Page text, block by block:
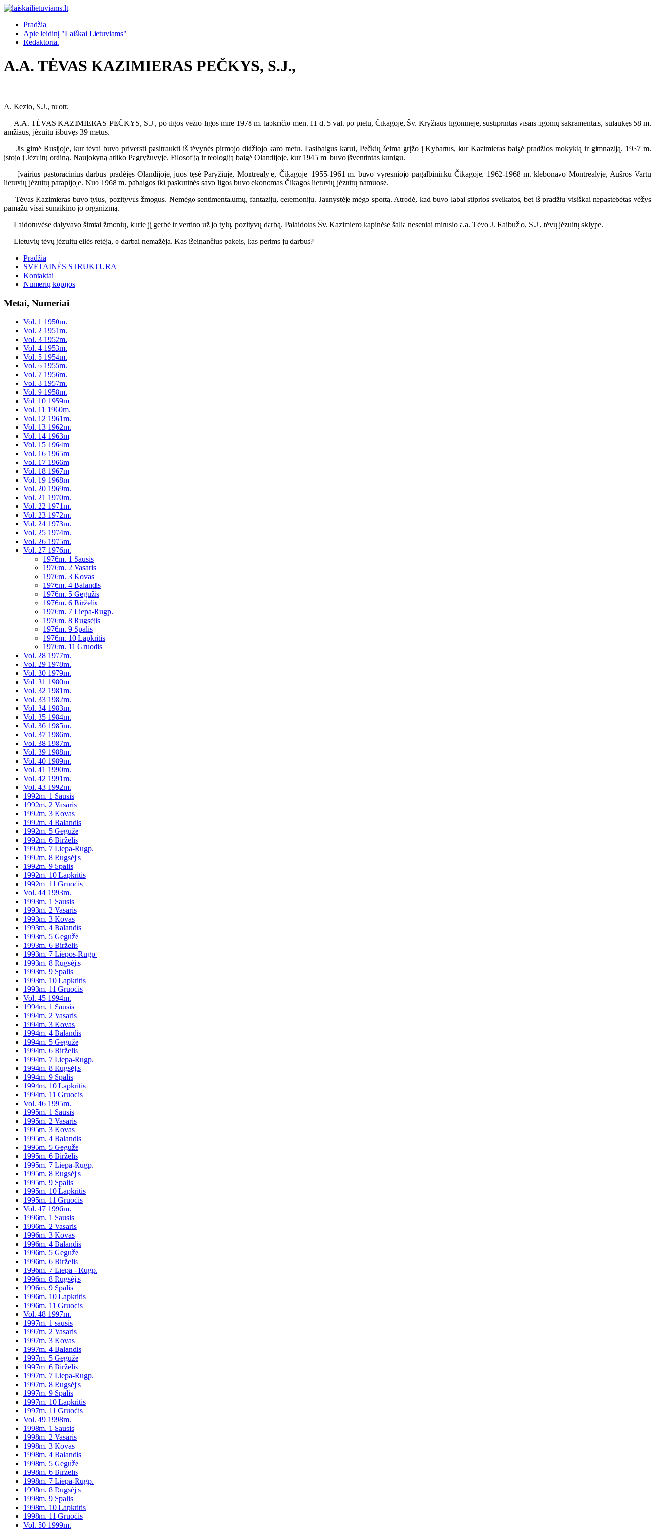
Pradžia
Apie leidinį "Laiškai Lietuviams"
Redaktoriai
A.A. TĖVAS KAZIMIERAS PEČKYS, S.J.,
A. Kezio, S.J., nuotr.
A.A. TĖVAS KAZIMIERAS PEČKYS, S.J., po ilgos vėžio ligos mirė 1978 m. lapkričio mėn. 11 d. 5 val. po pietų, Čikagoje, Šv. Kryžiaus ligoninėje, sustiprintas visais ligonių sakramentais, sulaukęs 58 m.
amžiaus, jėzuitu išbuvęs 39 metus.
Jis gimė Rusijoje, kur tėvai buvo priversti pasitraukti iš tėvynės pirmojo didžiojo karo metu. Pasibaigus karui, Pečkių šeima grįžo į Kybartus, kur Kazimieras baigė pradžios mokyklą ir gimnaziją. 1937 m.
įstojo į Jėzuitų ordiną. Naujokyną atliko Pagryžuvyje. Filosofiją ir teologiją baigė Olandijoje, kur 1945 m. buvo įšventintas kunigu.
Įvairius pastoracinius darbus pradėjęs Olandijoje, juos tęsė Paryžiuje, Montrealyje, Čikagoje. 1955-1961 m. buvo vyresniojo pagalbininku Čikagoje. 1962-1968 m. klebonavo Montrealyje, Aušros Vartų
lietuvių jėzuitų parapijoje. Nuo 1968 m. pabaigos iki paskutinės savo ligos buvo ekonomas Čikagos lietuvių jėzuitų namuose.
Tėvas Kazimieras buvo tylus, pozityvus žmogus. Nemėgo sentimentalumų, fantazijų, ceremonijų. Jaunystėje mėgo sportą. Atrodė, kad buvo labai stiprios sveikatos, bet iš pradžių visiškai nepastebėtas vėžys
pamažu visai sunaikino jo organizmą.
Laidotuvėse dalyvavo šimtai žmonių, kurie jį gerbė ir vertino už jo tylų, pozityvų darbą. Palaidotas Šv. Kazimiero kapinėse šalia neseniai mirusio a.a. Tėvo J. Raibužio, S.J., tėvų jėzuitų sklype.
Lietuvių tėvų jėzuitų eilės retėja, o darbai nemažėja. Kas išeinančius pakeis, kas perims jų darbus?
Pradžia
SVETAINĖS STRUKTŪRA
Kontaktai
Numerių kopijos
Metai, Numeriai
Vol. 1 1950m.
Vol. 2 1951m.
Vol. 3 1952m.
Vol. 4 1953m.
Vol. 5 1954m.
Vol. 6 1955m.
Vol. 7 1956m.
Vol. 8 1957m.
Vol. 9 1958m.
Vol. 10 1959m.
Vol. 11 1960m.
Vol. 12 1961m.
Vol. 13 1962m.
Vol. 14 1963m
Vol. 15 1964m
Vol. 16 1965m
Vol. 17 1966m
Vol. 18 1967m
Vol. 19 1968m
Vol. 20 1969m.
Vol. 21 1970m.
Vol. 22 1971m.
Vol. 23 1972m.
Vol. 24 1973m.
Vol. 25 1974m.
Vol. 26 1975m.
Vol. 27 1976m.
1976m. 1 Sausis
1976m. 2 Vasaris
1976m. 3 Kovas
1976m. 4 Balandis
1976m. 5 Gegužis
1976m. 6 Birželis
1976m. 7 Liepa-Rugp.
1976m. 8 Rugsėjis
1976m. 9 Spalis
1976m. 10 Lapkritis
1976m. 11 Gruodis
Vol. 28 1977m.
Vol. 29 1978m.
Vol. 30 1979m.
Vol. 31 1980m.
Vol. 32 1981m.
Vol. 33 1982m.
Vol. 34 1983m.
Vol. 35 1984m.
Vol. 36 1985m.
Vol. 37 1986m.
Vol. 38 1987m.
Vol. 39 1988m.
Vol. 40 1989m.
Vol. 41 1990m.
Vol. 42 1991m.
Vol. 43 1992m.
1992m. 1 Sausis
1992m. 2 Vasaris
1992m. 3 Kovas
1992m. 4 Balandis
1992m. 5 Gegužė
1992m. 6 Birželis
1992m. 7 Liepa-Rugp.
1992m. 8 Rugsėjis
1992m. 9 Spalis
1992m. 10 Lapkritis
1992m. 11 Gruodis
Vol. 44 1993m.
1993m. 1 Sausis
1993m. 2 Vasaris
1993m. 3 Kovas
1993m. 4 Balandis
1993m. 5 Gegužė
1993m. 6 Birželis
1993m. 7 Liepos-Rugp.
1993m. 8 Rugsėjis
1993m. 9 Spalis
1993m. 10 Lapkritis
1993m. 11 Gruodis
Vol. 45 1994m.
1994m. 1 Sausis
1994m. 2 Vasaris
1994m. 3 Kovas
1994m. 4 Balandis
1994m. 5 Gegužė
1994m. 6 Birželis
1994m. 7 Liepa-Rugp.
1994m. 8 Rugsėjis
1994m. 9 Spalis
1994m. 10 Lapkritis
1994m. 11 Gruodis
Vol. 46 1995m.
1995m. 1 Sausis
1995m. 2 Vasaris
1995m. 3 Kovas
1995m. 4 Balandis
1995m. 5 Gegužė
1995m. 6 Birželis
1995m. 7 Liepa-Rugp.
1995m. 8 Rugsėjis
1995m. 9 Spalis
1995m. 10 Lapkritis
1995m. 11 Gruodis
Vol. 47 1996m.
1996m. 1 Sausis
1996m. 2 Vasaris
1996m. 3 Kovas
1996m. 4 Balandis
1996m. 5 Gegužė
1996m. 6 Birželis
1996m. 7 Liepa - Rugp.
1996m. 8 Rugsėjis
1996m. 9 Spalis
1996m. 10 Lapkritis
1996m. 11 Gruodis
Vol. 48 1997m.
1997m. 1 sausis
1997m. 2 Vasaris
1997m. 3 Kovas
1997m. 4 Balandis
1997m. 5 Gegužė
1997m. 6 Birželis
1997m. 7 Liepa-Rugp.
1997m. 8 Rugsėjis
1997m. 9 Spalis
1997m. 10 Lapkritis
1997m. 11 Gruodis
Vol. 49 1998m.
1998m. 1 Sausis
1998m. 2 Vasaris
1998m. 3 Kovas
1998m. 4 Balandis
1998m. 5 Gegužė
1998m. 6 Birželis
1998m. 7 Liepa-Rugp.
1998m. 8 Rugsėjis
1998m. 9 Spalis
1998m. 10 Lapkritis
1998m. 11 Gruodis
Vol. 50 1999m.